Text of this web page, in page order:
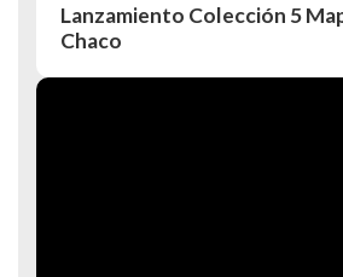
Lanzamiento Colección 5
Chaco